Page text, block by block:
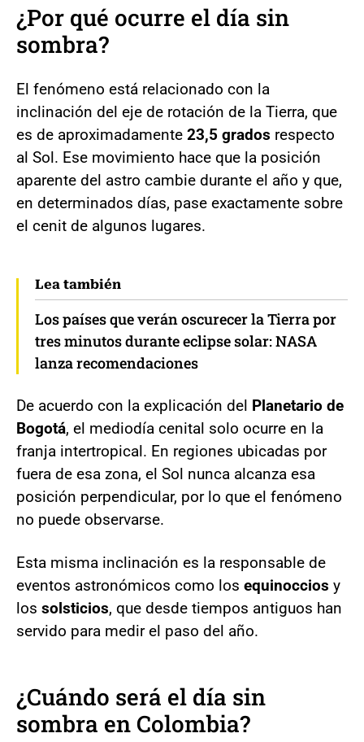
¿Por qué ocurre el día sin
sombra?
El fenómeno está relacionado con la
inclinación del eje de rotación de la Tierra, que
es de aproximadamente 23,5 grados respecto
al Sol. Ese movimiento hace que la posición
aparente del astro cambie durante el año y que,
en determinados días, pase exactamente sobre
el cenit de algunos lugares.
Lea también
Los países que verán oscurecer la Tierra por
tres minutos durante eclipse solar: NASA
lanza recomendaciones
De acuerdo con la explicación del Planetario de
Bogotá, el mediodía cenital solo ocurre en la
franja intertropical. En regiones ubicadas por
fuera de esa zona, el Sol nunca alcanza esa
posición perpendicular, por lo que el fenómeno
no puede observarse.
Esta misma inclinación es la responsable de
eventos astronómicos como los equinoccios y
los solsticios, que desde tiempos antiguos han
servido para medir el paso del año.
¿Cuándo será el día sin
sombra en Colombia?